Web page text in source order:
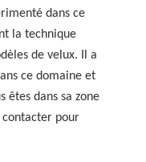
dans ce
la technique
de velux. Il a
ce domaine et
êtes dans sa zone
contacter pour